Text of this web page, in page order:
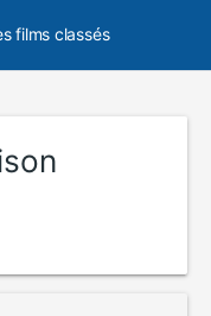
films classés